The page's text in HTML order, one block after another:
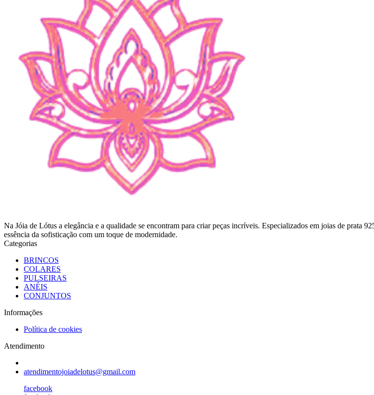
Na Jóia de Lótus a elegância e a qualidade se encontram para criar peças incríveis. Especializados em joias de prata
essência da sofisticação com um toque de modernidade.
Categorias
BRINCOS
COLARES
PULSEIRAS
ANÉIS
CONJUNTOS
Informações
Política de cookies
Atendimento
atendimentojoiadelotus@gmail.com
facebook